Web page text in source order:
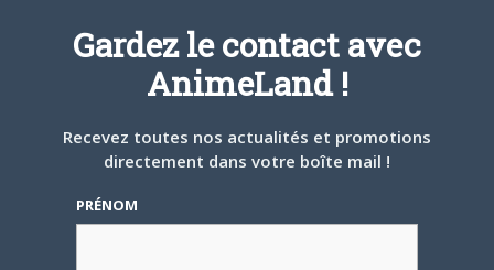
Mot de passe
Gardez le contact avec
AnimeLand !
Recevez toutes nos actualités et promotions
directement dans votre boîte mail !
PRÉNOM